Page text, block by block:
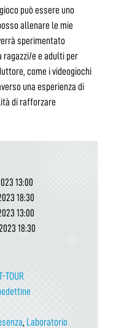
può essere uno
allenare le mie
sperimentato
ragazzi/e e adulti per
come i videogiochi
una esperienza di
di rafforzare
13:00
18:30
13:00
18:30
TOUR
, Laboratorio